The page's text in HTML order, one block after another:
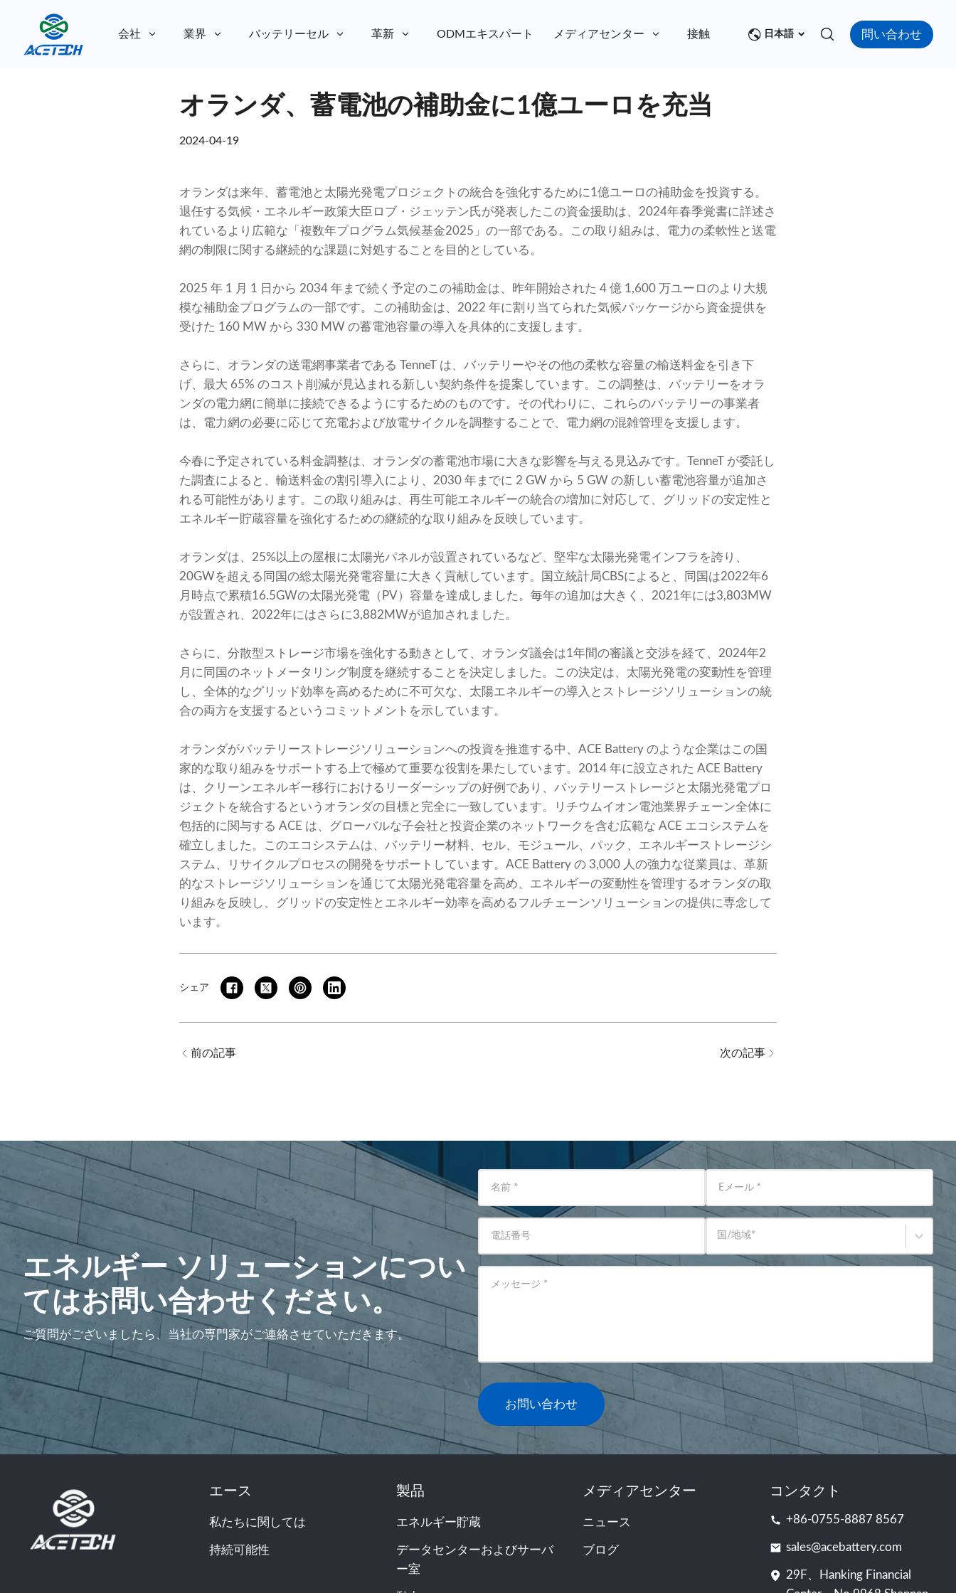
会社 業界 バッテリーセル 革新 ODMエキスパート メディアセンター 接触 日本語 問い合わせ
オランダ、蓄電池の補助金に1億ユーロを充当
2024-04-19
オランダは来年、蓄電池と太陽光発電プロジェクトの統合を強化するために1億ユーロの補助金を投資する。
退任する気候・エネルギー政策大臣ロブ・ジェッテン氏が発表したこの資金援助は、2024年春季覚書に詳述さ
れているより広範な「複数年プログラム気候基金2025」の一部である。この取り組みは、電力の柔軟性と送電
網の制限に関する継続的な課題に対処することを目的としている。
2025 年 1 月 1 日から 2034 年まで続く予定のこの補助金は、昨年開始された 4 億 1,600 万ユーロのより大規
模な補助金プログラムの一部です。この補助金は、2022 年に割り当てられた気候パッケージから資金提供を
受けた 160 MW から 330 MW の蓄電池容量の導入を具体的に支援します。
さらに、オランダの送電網事業者である TenneT は、バッテリーやその他の柔軟な容量の輸送料金を引き下
げ、最大 65% のコスト削減が見込まれる新しい契約条件を提案しています。この調整は、バッテリーをオラ
ンダの電力網に簡単に接続できるようにするためのものです。その代わりに、これらのバッテリーの事業者
は、電力網の必要に応じて充電および放電サイクルを調整することで、電力網の混雑管理を支援します。
今春に予定されている料金調整は、オランダの蓄電池市場に大きな影響を与える見込みです。TenneT が委託し
た調査によると、輸送料金の割引導入により、2030 年までに 2 GW から 5 GW の新しい蓄電池容量が追加さ
れる可能性があります。この取り組みは、再生可能エネルギーの統合の増加に対応して、グリッドの安定性と
エネルギー貯蔵容量を強化するための継続的な取り組みを反映しています。
オランダは、25%以上の屋根に太陽光パネルが設置されているなど、堅牢な太陽光発電インフラを誇り、
20GWを超える同国の総太陽光発電容量に大きく貢献しています。国立統計局CBSによると、同国は2022年6
月時点で累積16.5GWの太陽光発電（PV）容量を達成しました。毎年の追加は大きく、2021年には3,803MW
が設置され、2022年にはさらに3,882MWが追加されました。
さらに、分散型ストレージ市場を強化する動きとして、オランダ議会は1年間の審議と交渉を経て、2024年2
月に同国のネットメータリング制度を継続することを決定しました。この決定は、太陽光発電の変動性を管理
し、全体的なグリッド効率を高めるために不可欠な、太陽エネルギーの導入とストレージソリューションの統
合の両方を支援するというコミットメントを示しています。
オランダがバッテリーストレージソリューションへの投資を推進する中、ACE Battery のような企業はこの国
家的な取り組みをサポートする上で極めて重要な役割を果たしています。2014 年に設立された ACE Battery
は、クリーンエネルギー移行におけるリーダーシップの好例であり、バッテリーストレージと太陽光発電プロ
ジェクトを統合するというオランダの目標と完全に一致しています。リチウムイオン電池業界チェーン全体に
包括的に関与する ACE は、グローバルな子会社と投資企業のネットワークを含む広範な ACE エコシステムを
確立しました。このエコシステムは、バッテリー材料、セル、モジュール、パック、エネルギーストレージシ
ステム、リサイクルプロセスの開発をサポートしています。ACE Battery の 3,000 人の強力な従業員は、革新
的なストレージソリューションを通じて太陽光発電容量を高め、エネルギーの変動性を管理するオランダの取
り組みを反映し、グリッドの安定性とエネルギー効率を高めるフルチェーンソリューションの提供に専念して
います。
シェア
前の記事 次の記事
エネルギー ソリューションについ
てはお問い合わせください。
ご質問がございましたら、当社の専門家がご連絡させていただきます。
名前 * Eメール *
電話番号 国/地域*
メッセージ *
お問い合わせ
エース
私たちに関しては
持続可能性
製品
エネルギー貯蔵
データセンターおよびサーバ
ー室
メディアセンター
ニュース
ブログ
コンタクト
+86-0755-8887 8567
sales@acebattery.com
29F、Hanking Financial